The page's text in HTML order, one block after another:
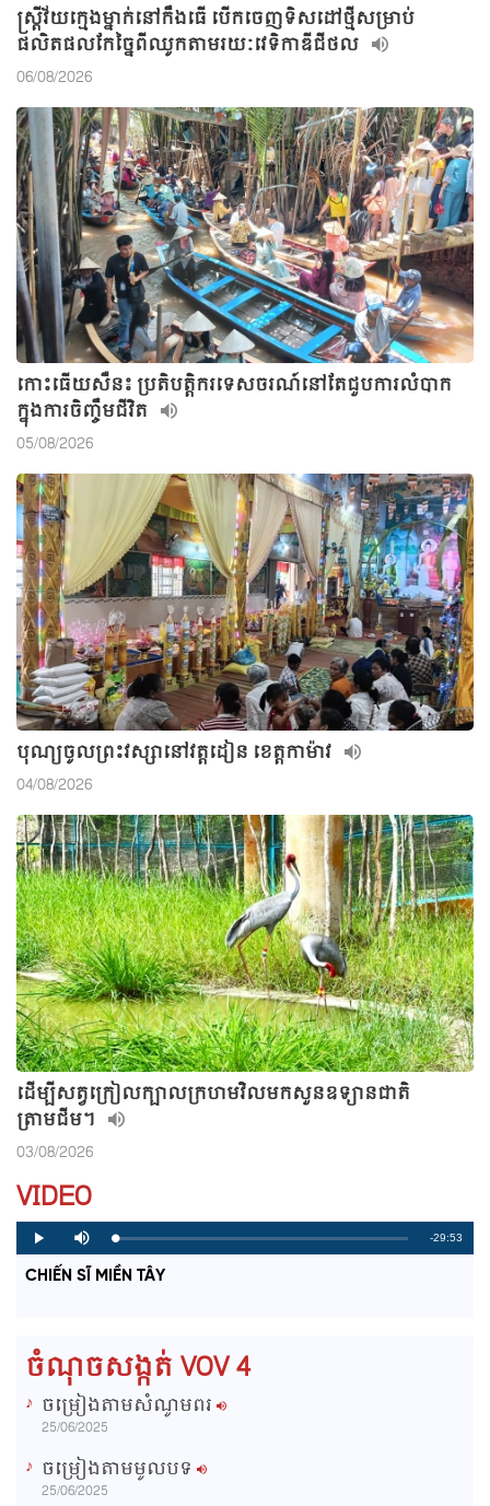
ស្ត្រីវ័យក្មេងម្នាក់នៅកឹងធើ បើកចេញទិសដៅថ្មីសម្រាប់
ផលិតផលកែច្នៃពីឈូកតាមរយៈវេទិកាឌីជីថល
06/08/2026
កោះធើយសឺន៖ ប្រតិបត្តិករទេសចរណ៍នៅតែជួបការលំបាក
ក្នុងការចិញ្ចឹមជីវិត
05/08/2026
បុណ្យចូលព្រះវស្សានៅវត្តដៀន ខេត្តកាម៉ាវ
04/08/2026
ដើម្បីសត្វក្រៀលក្បាលក្រហមវិលមកសួនឧទ្យានជាតិ
ត្រាមជីម។
03/08/2026
VIDEO
P
l
y
M
u
e
L
o
a
d
P
r
o
g
R
-29:53
CHIẾN SĨ MIỀN TÂY
ចំណុចសង្កត់ VOV 4
ចម្រៀងតាមសំណូមពរ
25/06/2025
ចម្រៀងតាមមូលបទ
25/06/2025